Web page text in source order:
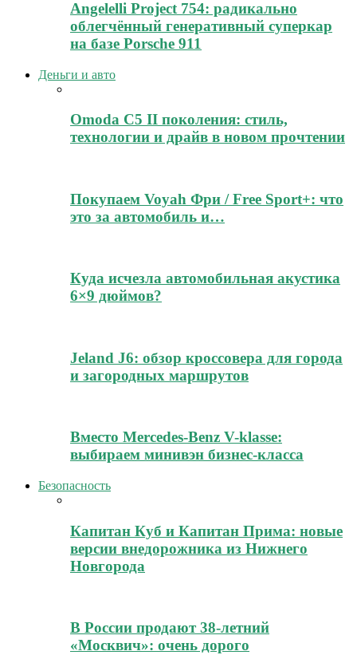
Angelelli Project 754: радикально
облегчённый генеративный суперкар
на базе Porsche 911
Деньги и авто
Omoda C5 II поколения: стиль,
технологии и драйв в новом прочтении
Покупаем Voyah Фри / Free Sport+: что
это за автомобиль и…
Куда исчезла автомобильная акустика
6×9 дюймов?
Jeland J6: обзор кроссовера для города
и загородных маршрутов
Вместо Mercedes-Benz V-klasse:
выбираем минивэн бизнес-класса
Безопасность
Капитан Куб и Капитан Прима: новые
версии внедорожника из Нижнего
Новгорода
В России продают 38-летний
«Москвич»: очень дорого